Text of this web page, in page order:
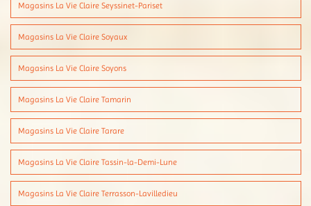
Magasins La Vie Claire Seyssinet-Pariset
Magasins La Vie Claire Soyaux
Magasins La Vie Claire Soyons
Magasins La Vie Claire Tamarin
Magasins La Vie Claire Tarare
Magasins La Vie Claire Tassin-la-Demi-Lune
Magasins La Vie Claire Terrasson-Lavilledieu